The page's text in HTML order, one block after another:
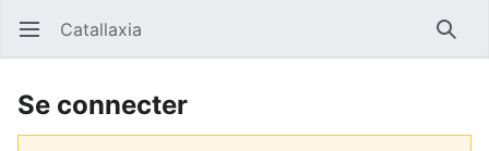
Ouvrir le menu principal Catallaxia
Se connecter